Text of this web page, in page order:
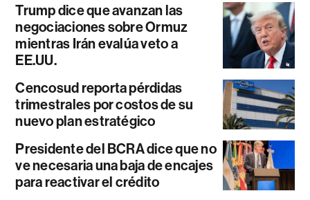
Trump dice que avanzan las
negociaciones sobre Ormuz
mientras Irán evalúa veto a
EE.UU.
Cencosud reporta pérdidas
trimestrales por costos de su
nuevo plan estratégico
Presidente del BCRA dice que no
ve necesaria una baja de encajes
para reactivar el crédito